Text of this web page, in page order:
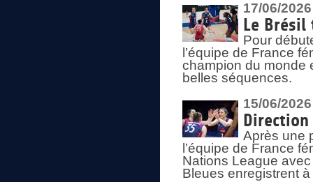
17/06/2026
Le
Pour
l’équipe de France
champion du monde
belles séquences.
15/06/2026
Après une
l’équipe de France
Nations League
Bleues enregistrent